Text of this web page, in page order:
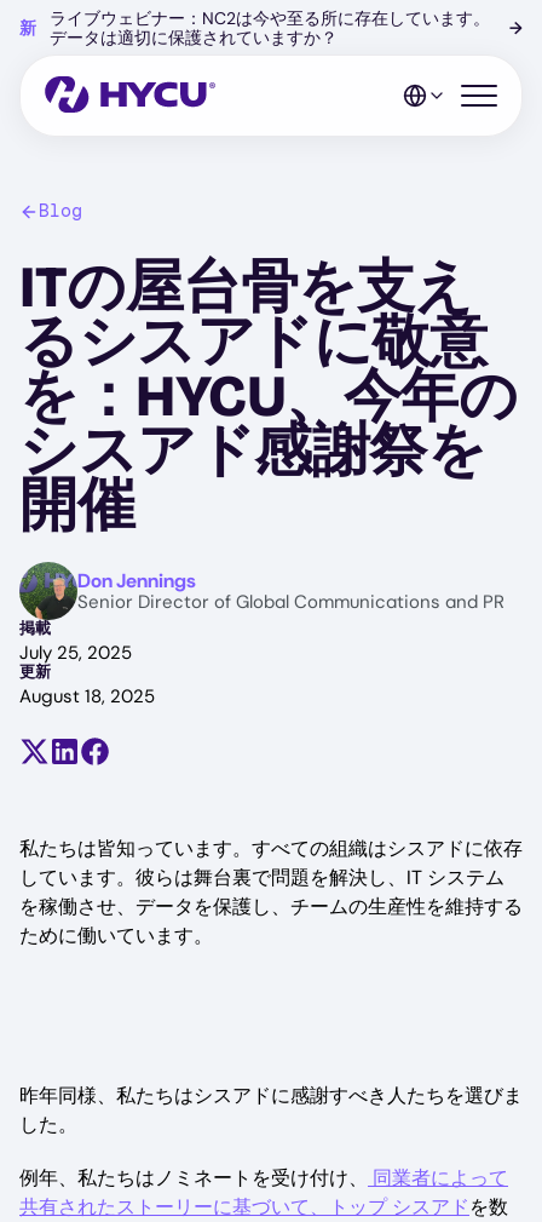
content
新
ライブウェビナー：NC2は今や至る所に存在しています。
データは適切に保護されていますか？
→
Open
Blog
ITの屋台骨を支え
るシスアドに敬意
を：HYCU、今年の
シスアド感謝祭を
開催
ImageDon Jennings
Senior Director of Global Communications and PR
掲載
July 25, 2025
更新
August 18, 2025
Share on X (formerly Twitter)
Share on LinkedIn
Share on Facebook
私たちは皆知っています。すべての組織はシスアドに依存
しています。彼らは舞台裏で問題を解決し、IT システム
を稼働させ、データを保護し、チームの生産性を維持する
ために働いています。
昨年同様、私たちはシスアドに感謝すべき人たちを選びま
した。
例年、私たちはノミネートを受け付け、
同業者によって
共有されたストーリーに基づいて、トップ シスアドを数